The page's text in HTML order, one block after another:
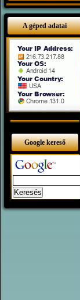
A géped adatai
Google kereső